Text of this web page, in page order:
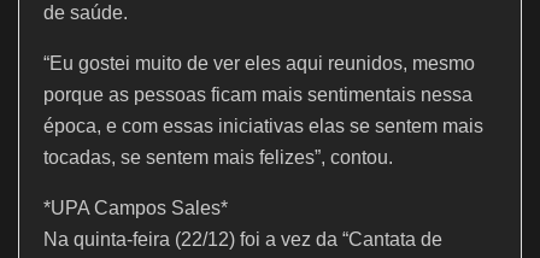
de saúde.
“Eu gostei muito de ver eles aqui reunidos, mesmo
porque as pessoas ficam mais sentimentais nessa
época, e com essas iniciativas elas se sentem mais
tocadas, se sentem mais felizes”, contou.
*UPA Campos Sales*
Na quinta-feira (22/12) foi a vez da “Cantata de